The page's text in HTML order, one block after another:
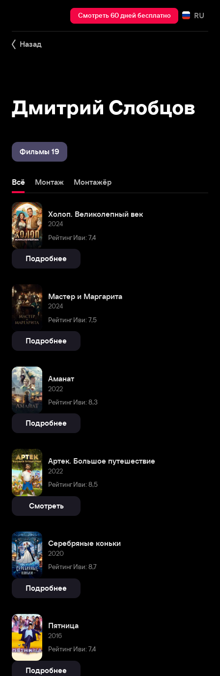
Смотреть 60 дней бесплатно RU
Назад
Дмитрий Слобцов
Фильмы 19
Всё Монтаж Монтажёр
Холоп. Великолепный век
2024
Рейтинг Иви: 7,4
Подробнее
Мастер и Маргарита
2024
Рейтинг Иви: 7,5
Подробнее
Аманат
2022
Рейтинг Иви: 8,3
Подробнее
Артек. Большое путешествие
2022
Рейтинг Иви: 8,5
Смотреть
Серебряные коньки
2020
Рейтинг Иви: 8,7
Подробнее
Пятница
2016
Рейтинг Иви: 7,4
Подробнее